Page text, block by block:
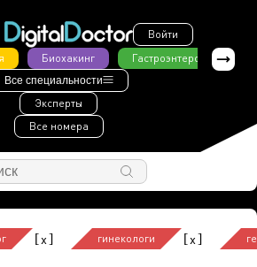
Войти
Биохакинг Гастроэнтерология
Все специальности
Эксперты
Все номера
[x] гинекологи [x]